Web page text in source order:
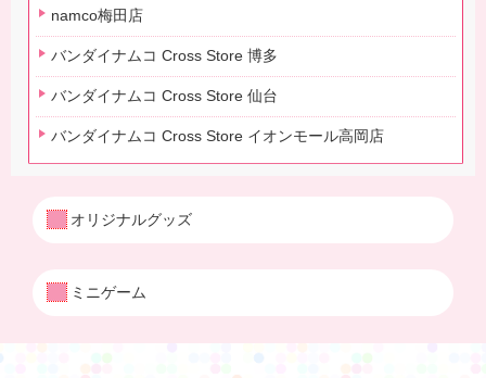
namco梅田店
バンダイナムコ Cross Store 博多
バンダイナムコ Cross Store 仙台
バンダイナムコ Cross Store イオンモール高岡店
オリジナルグッズ
ミニゲーム